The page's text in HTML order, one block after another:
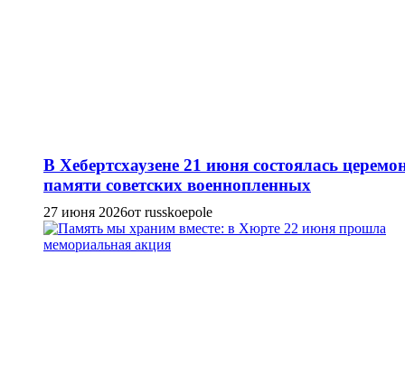
В Хебертсхаузене 21 июня состоялась
памяти советских военнопленных
27 июня 2026от russkoepole